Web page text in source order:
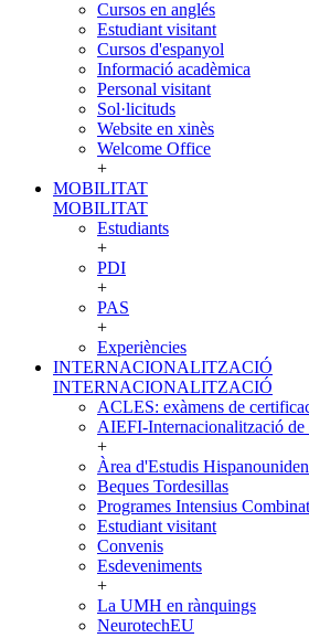
Cursos en anglés
Estudiant visitant
Cursos d'espanyol
Informació acadèmica
Personal visitant
Sol·licituds
Website en xinès
Welcome Office
+
MOBILITAT
MOBILITAT
Estudiants
+
PDI
+
PAS
+
Experiències
INTERNACIONALITZACIÓ
INTERNACIONALITZACIÓ
ACLES: exàmens de
AIEFI-Internacionalització de
+
Àrea d'Estudis
Beques Tordesillas
Programes Intensius
Estudiant visitant
Convenis
Esdeveniments
+
La UMH en rànquings
NeurotechEU